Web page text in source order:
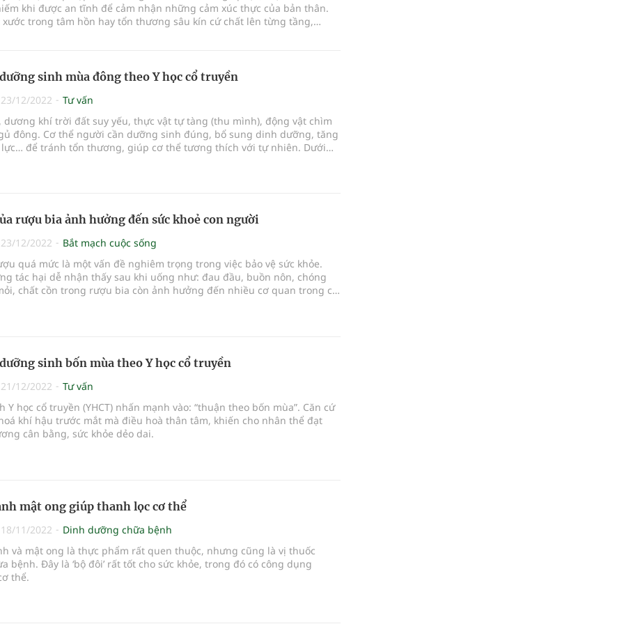
khi được an tĩnh để cảm nhận những cảm xúc thực của bản thân.
xước trong tâm hồn hay tổn thương sâu kín cứ chất lên từng tầng,
hạnh phúc?sinh mùa đông theo Y học cổ truyền
23/12/2022
Tư vấn
dương khí trời đất suy yếu, thực vật tự tàng (thu mình), động vật chìm
đông. Cơ thể người cần dưỡng sinh đúng, bổ sung dinh dưỡng, tăng
để tránh tổn thương, giúp cơ thể tương thích với tự nhiên. Dưới
rượu bia ảnh hưởng đến sức khoẻ con người
23/12/2022
Bắt mạch cuộc sống
quá mức là một vấn đề nghiêm trọng trong việc bảo vệ sức khỏe.
tác hại dễ nhận thấy sau khi uống như: đau đầu, buồn nôn, chóng
chất cồn trong rượu bia còn ảnh hưởng đến nhiều cơ quan trong cơ
sinh bốn mùa theo Y học cổ truyền
21/12/2022
Tư vấn
Y học cổ truyền (YHCT) nhấn mạnh vào: “thuận theo bốn mùa”. Căn cứ
khí hậu trước mắt mà điều hoà thân tâm, khiến cho nhân thể đạt
cân bằng, sức khỏe dẻo dai.
mật ong giúp thanh lọc cơ thể
18/11/2022
Dinh dưỡng chữa bệnh
và mật ong là thực phẩm rất quen thuộc, nhưng cũng là vị thuốc
bệnh. Đây là ‘bộ đôi’ rất tốt cho sức khỏe, trong đó có công dụng
thể.